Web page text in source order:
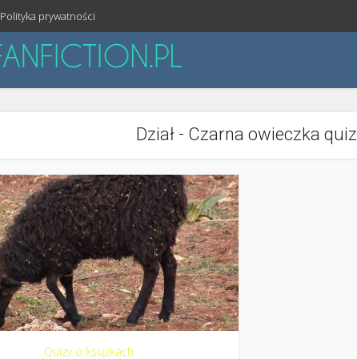
Polityka prywatności
Dział - Czarna owieczka quiz
Quizy o książkach